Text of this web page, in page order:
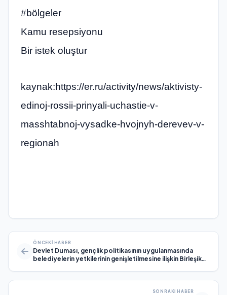
#bölgeler
Kamu resepsiyonu
Bir istek oluştur
kaynak:https://er.ru/activity/news/aktivisty-
edinoj-rossii-prinyali-uchastie-v-
masshtabnoj-vysadke-hvojnyh-derevev-v-
regionah
ÖNCEKI HABER
Devlet Duması, gençlik politikasının uygulanmasında
belediyelerin yetkilerinin genişletilmesine ilişkin Birleşik
SONRAKI HABER